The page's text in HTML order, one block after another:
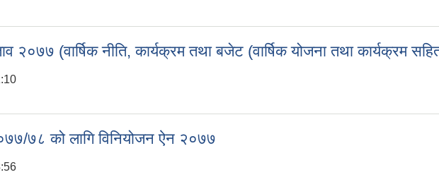
२०७७ (वार्षिक नीति, कार्यक्रम तथा बजेट (वार्षिक योजना तथा कार्यक्रम
७८ को लागि विनियोजन ऐन २०७७